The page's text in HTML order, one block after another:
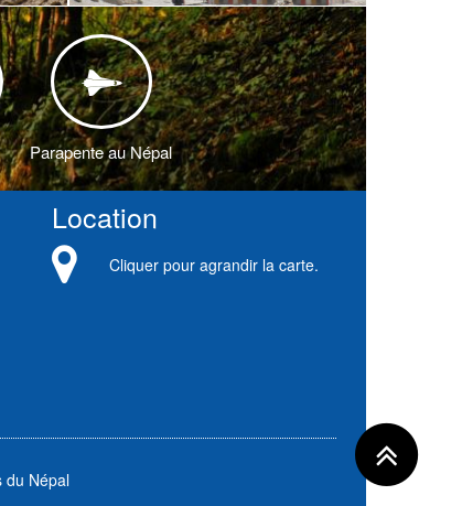
Parapente au Népal
Location
Cliquer pour agrandir la carte.
du Népal